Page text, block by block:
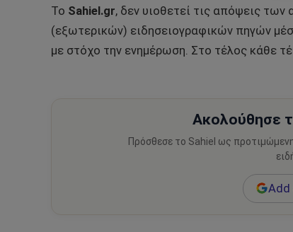
Το Sahiel.gr, δεν υιοθετεί τις απόψεις
(εξωτερικών) ειδησειογραφικών πηγών
με στόχο την ενημέρωση. Στο τέλος κάθε
Ακολούθησε
Πρόσθεσε το Sahiel ως
Add